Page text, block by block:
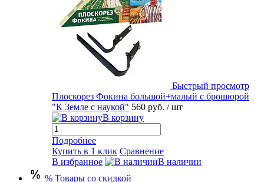
Быстрый просмотр
Плоскорез Фокина большой+малый с брошюрой
"К Земле с наукой" 560 руб. / шт
В корзину
Подробнее
Купить в 1 клик Сравнение
В избранное
В наличии
% Товары со скидкой